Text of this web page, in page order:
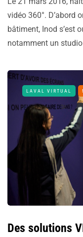
vidéo 360°. D’abord
bâtiment, Inod s’est
notamment un
LAVAL VIRTUAL
Des solutions